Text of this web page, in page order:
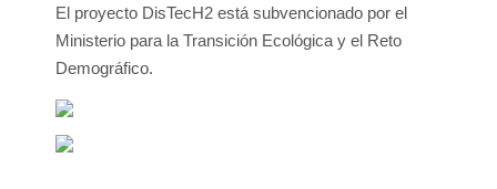
El proyecto DisTecH2 está subvencionado por el
Ministerio para la Transición Ecológica y el Reto
Demográfico.